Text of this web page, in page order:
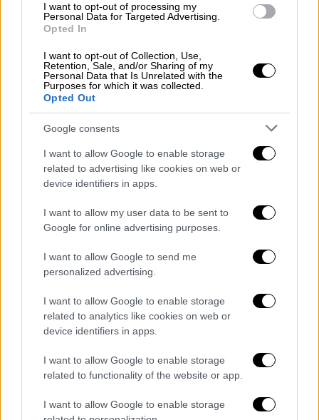
I want to opt-out of processing my
Personal Data for Targeted Advertising.
Opted In
I want to opt-out of Collection, Use,
Retention, Sale, and/or Sharing of my
Personal Data that Is Unrelated with the
Purposes for which it was collected.
Opted Out
Google consents
I want to allow Google to enable storage
related to advertising like cookies on web or
device identifiers in apps.
I want to allow my user data to be sent to
Google for online advertising purposes.
I want to allow Google to send me
personalized advertising.
I want to allow Google to enable storage
related to analytics like cookies on web or
device identifiers in apps.
I want to allow Google to enable storage
related to functionality of the website or app.
I want to allow Google to enable storage
Αυτό το εύθραυστο αερικό, που δεν
αποφεύγει να μιλά δημοσίως για τους
προσωπικούς του εφιάλτες – «Δεν ήμουν
πάντα ο πιο χαρούμενος άνθρωπος»
παραδέχτηκε το βράδυ του Σαββάτου στους
Έλληνες θαυμαστές της έχει - την μαγική
ικανότητα να μεταμορφώνεται σε ένα
πλάσμα ατίθασο και παθιασμένο που
αποπνέει απίστευτη θηλυκή δύναμη. Όπως η
ίδια εξάλλου είπε από τη σκηνή του
Γαλατσίου: «Αυτή τη θηλυκή δύναμη, απ’ όπου
ανάγκη, ειδικά σήμερα».
Και παρότι στις μπαλάντες της μοιάζει σαν
πορσελάνινη κούκλα που αν την αγγίξεις θα
σπάσει, όταν παρασύρεται από την μουσική
απίστευτο δυναμισμό, έτοιμη να παρασύρει